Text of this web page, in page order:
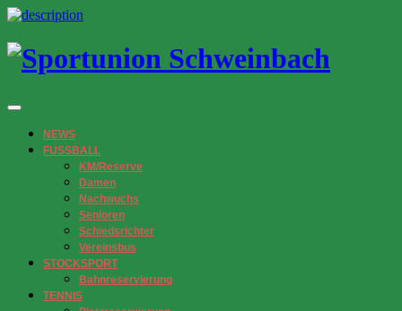
NEWS
FUSSBALL
KM/Reserve
Damen
Nachwuchs
Senioren
Schiedsrichter
Vereinsbus
STOCKSPORT
Bahnreservierung
TENNIS